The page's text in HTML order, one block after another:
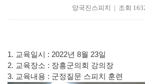
양국진스피치 | 조회
1. 교육일시 : 2022년 8월 23일
2. 교육장소 : 장흥군의회 강의장
3. 교육내용 : 군정질문 스피치 훈련